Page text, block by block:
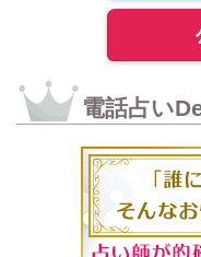
電話占い